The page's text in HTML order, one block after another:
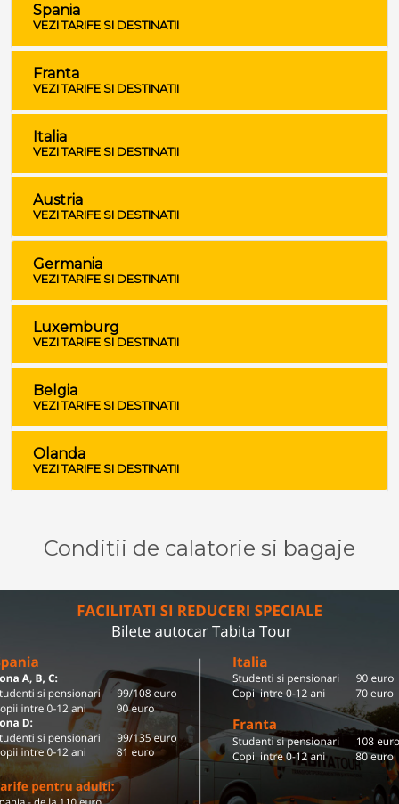
Spania
VEZI TARIFE SI DESTINATII
Franta
VEZI TARIFE SI DESTINATII
Italia
VEZI TARIFE SI DESTINATII
Austria
VEZI TARIFE SI DESTINATII
Germania
VEZI TARIFE SI DESTINATII
Luxemburg
VEZI TARIFE SI DESTINATII
Belgia
VEZI TARIFE SI DESTINATII
Olanda
VEZI TARIFE SI DESTINATII
Conditii de calatorie si bagaje